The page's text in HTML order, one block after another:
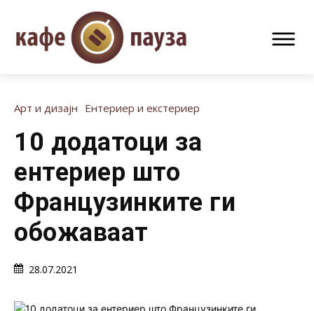
Арт и дизајн Ентериер и екстериер
10 додатоци за
ентериер што
Французинките ги
обожаваат
28.07.2021